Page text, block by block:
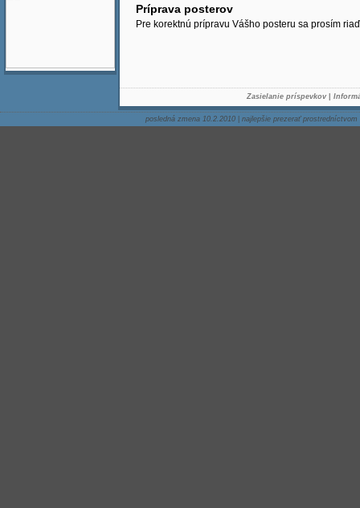
Príprava posterov
Pre korektnú prípravu Vášho posteru sa prosím
Zasielanie príspevkov |
posledná zmena 10.2.2010 |najlepšie prezerať